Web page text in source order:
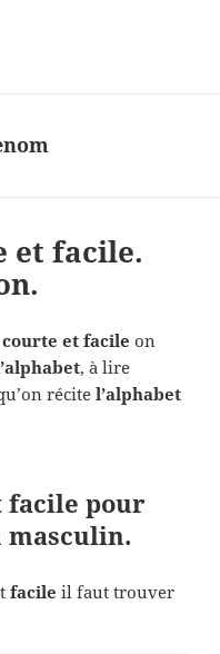
et facile.
et facile on
, à lire
récitel’alphabet
facile pour
facile il faut trouver